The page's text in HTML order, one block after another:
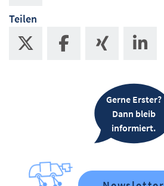
Teilen
Gerne Erster?
Dann bleib
informiert.